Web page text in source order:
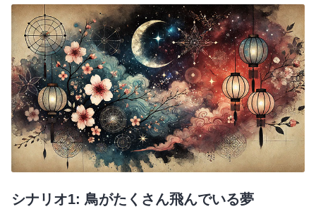
シナリオ1: 鳥がたくさん飛んでいる夢